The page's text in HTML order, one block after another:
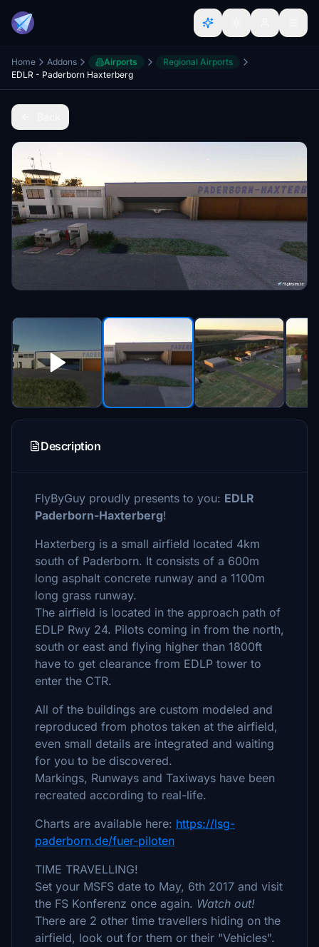
Home Addons Airports
Regional Airports
EDLR - Paderborn Haxterberg
Description
FlyByGuy proudly presents to you: EDLR
Paderborn-Haxterberg!
Haxterberg is a small airfield located 4km
south of Paderborn. It consists of a 600m
long asphalt concrete runway and a 1100m
long grass runway.
The airfield is located in the approach path of
EDLP Rwy 24. Pilots coming in from the north,
south or east and flying higher than 1800ft
have to get clearance from EDLP tower to
enter the CTR.
All of the buildings are custom modeled and
reproduced from photos taken at the airfield,
even small details are integrated and waiting
for you to be discovered.
Markings, Runways and Taxiways have been
recreated according to real-life.
Charts are available here: https://lsg-
paderborn.de/fuer-piloten
TIME TRAVELLING!
Set your MSFS date to May, 6th 2017 and visit
the FS Konferenz once again. Watch out!
There are 2 other time travellers hiding on the
airfield, look out for them or their "Vehicles".